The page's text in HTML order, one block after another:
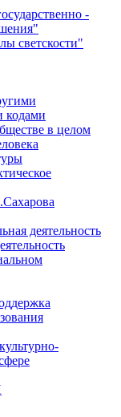
-
светскости"
кодами
в целом
деятельность